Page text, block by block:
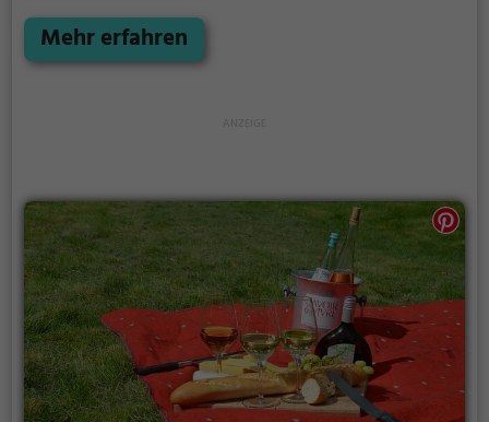
zwischendurch, der Picknickplatz Pinkafeld ist der
perfekte Ort, um die Akkus wieder aufzutanken und
Mehr erfahren